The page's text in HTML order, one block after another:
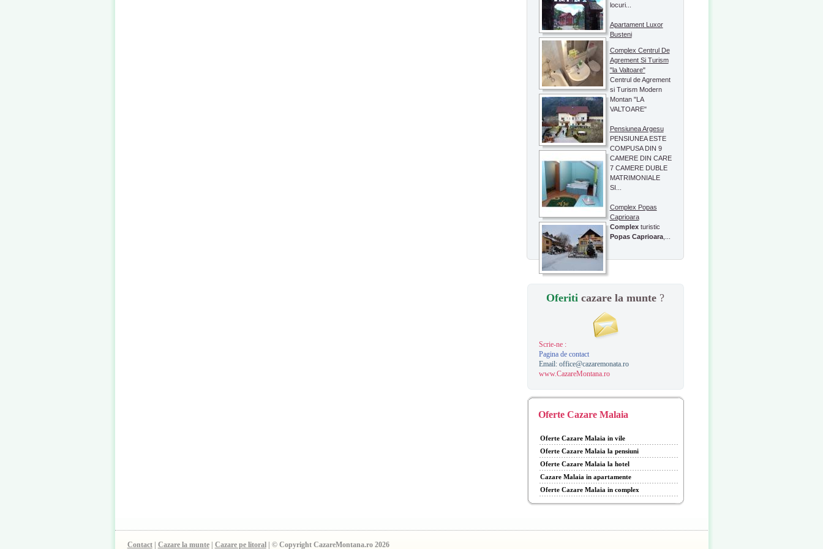
locuri...
Apartament Luxor
Busteni
Complex Centrul De
Agrement Si Turism
"la Valtoare"
Centrul de Agrement
si Turism Modern
Montan "LA
VALTOARE"
Pensiunea Argesu
PENSIUNEA ESTE
COMPUSA DIN 9
CAMERE DIN CARE
7 CAMERE DUBLE
MATRIMONIALE
SI...
Complex Popas
Caprioara
Complexturistic
Popas Caprioara,...
Oferiti cazare la munte ?
Scrie-ne :
Pagina de contact
Email: office@cazaremonata.ro
www.CazareMontana.ro
Oferte Cazare Malaia
Oferte Cazare Malaia in vile
Oferte Cazare Malaia la pensiuni
Oferte Cazare Malaia la hotel
Cazare Malaia in apartamente
Oferte Cazare Malaia in complex
Contact| Cazare la munte| Cazare pe litoral| © Copyright CazareMontana.ro 2026